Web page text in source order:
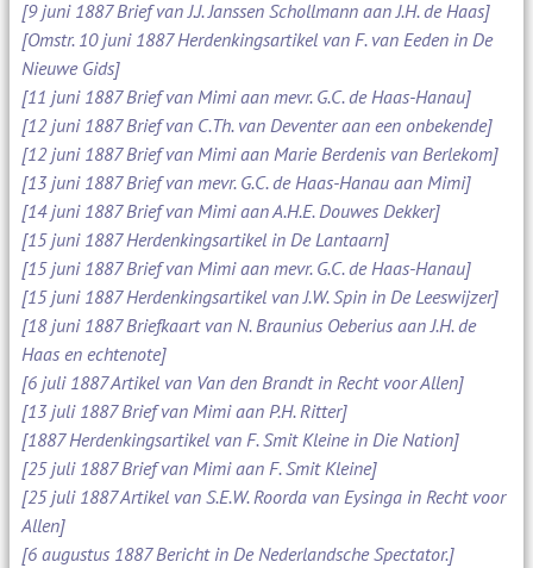
[9 juni 1887 Brief van J.J. Janssen Schollmann aan J.H. de Haas]
[Omstr. 10 juni 1887 Herdenkingsartikel van F. van Eeden in De
Nieuwe Gids]
[11 juni 1887 Brief van Mimi aan mevr. G.C. de Haas-Hanau]
[12 juni 1887 Brief van C.Th. van Deventer aan een onbekende]
[12 juni 1887 Brief van Mimi aan Marie Berdenis van Berlekom]
[13 juni 1887 Brief van mevr. G.C. de Haas-Hanau aan Mimi]
[14 juni 1887 Brief van Mimi aan A.H.E. Douwes Dekker]
[15 juni 1887 Herdenkingsartikel in De Lantaarn]
[15 juni 1887 Brief van Mimi aan mevr. G.C. de Haas-Hanau]
[15 juni 1887 Herdenkingsartikel van J.W. Spin in De Leeswijzer]
[18 juni 1887 Briefkaart van N. Braunius Oeberius aan J.H. de
Haas en echtenote]
[6 juli 1887 Artikel van Van den Brandt in Recht voor Allen]
[13 juli 1887 Brief van Mimi aan P.H. Ritter]
[1887 Herdenkingsartikel van F. Smit Kleine in Die Nation]
[25 juli 1887 Brief van Mimi aan F. Smit Kleine]
[25 juli 1887 Artikel van S.E.W. Roorda van Eysinga in Recht voor
Allen]
[6 augustus 1887 Bericht in De Nederlandsche Spectator.]